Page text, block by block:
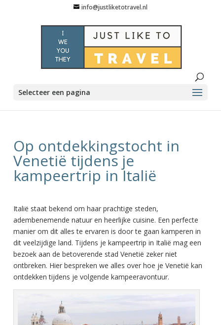
info@justliketotravel.nl
Selecteer een pagina
Op ontdekkingstocht in
Venetië tijdens je
kampeertrip in Italië
Italië staat bekend om haar prachtige steden,
adembenemende natuur en heerlijke cuisine. Een perfecte
manier om dit alles te ervaren is door te gaan kamperen in
dit veelzijdige land. Tijdens je kampeertrip in Italië mag een
bezoek aan de betoverende stad Venetië zeker niet
ontbreken. Hier bespreken we alles over hoe je Venetië kan
ontdekken tijdens je volgende kampeeravontuur.